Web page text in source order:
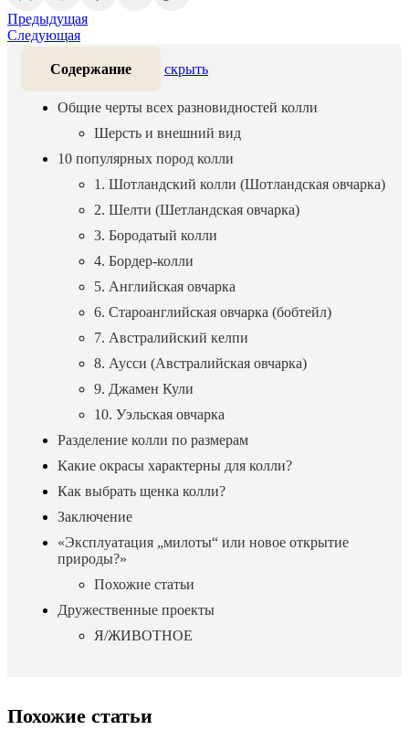
Предыдущая
Следующая
Содержание скрыть
Общие черты всех разновидностей колли
Шерсть и внешний вид
10 популярных пород колли
1. Шотландский колли (Шотландская овчарка)
2. Шелти (Шетландская овчарка)
3. Бородатый колли
4. Бордер-колли
5. Английская овчарка
6. Староанглийская овчарка (бобтейл)
7. Австралийский келпи
8. Аусси (Австралийская овчарка)
9. Джамен Кули
10. Уэльская овчарка
Разделение колли по размерам
Какие окрасы характерны для колли?
Как выбрать щенка колли?
Заключение
«Эксплуатация „милоты“ или новое открытие
природы?»
Похожие статьи
Дружественные проекты
Я/ЖИВОТНОЕ
Похожие статьи